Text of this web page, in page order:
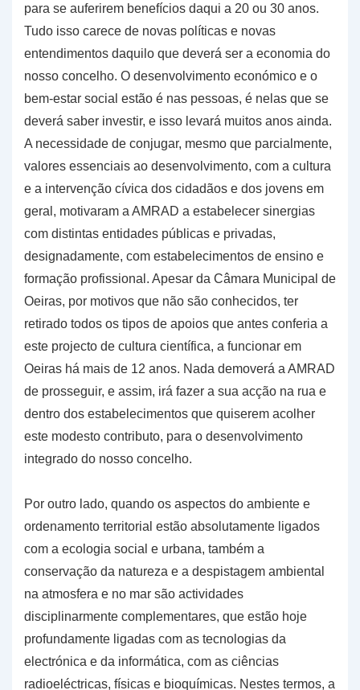
para se auferirem benefícios daqui a 20 ou 30 anos.
Tudo isso carece de novas políticas e novas
entendimentos daquilo que deverá ser a economia do
nosso concelho. O desenvolvimento económico e o
bem-estar social estão é nas pessoas, é nelas que se
deverá saber investir, e isso levará muitos anos ainda.
A necessidade de conjugar, mesmo que parcialmente,
valores essenciais ao desenvolvimento, com a cultura
e a intervenção cívica dos cidadãos e dos jovens em
geral, motivaram a AMRAD a estabelecer sinergias
com distintas entidades públicas e privadas,
designadamente, com estabelecimentos de ensino e
formação profissional. Apesar da Câmara Municipal de
Oeiras, por motivos que não são conhecidos, ter
retirado todos os tipos de apoios que antes conferia a
este projecto de cultura científica, a funcionar em
Oeiras há mais de 12 anos. Nada demoverá a AMRAD
de prosseguir, e assim, irá fazer a sua acção na rua e
dentro dos estabelecimentos que quiserem acolher
este modesto contributo, para o desenvolvimento
integrado do nosso concelho.
Por outro lado, quando os aspectos do ambiente e
ordenamento territorial estão absolutamente ligados
com a ecologia social e urbana, também a
conservação da natureza e a despistagem ambiental
na atmosfera e no mar são actividades
disciplinarmente complementares, que estão hoje
profundamente ligadas com as tecnologias da
electrónica e da informática, com as ciências
radioeléctricas, físicas e bioquímicas. Nestes termos, a